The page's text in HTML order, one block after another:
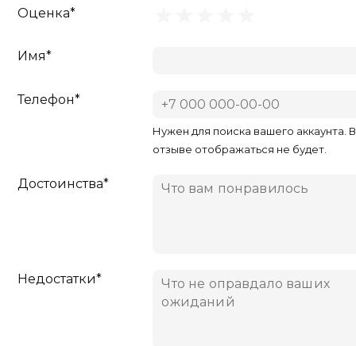
Оценка*
Имя*
Телефон*
Нужен для поиска вашего аккаунта. В
отзыве отображаться не будет.
Достоинства*
Недостатки*